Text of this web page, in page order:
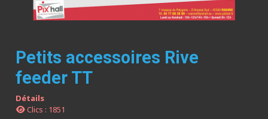
Petits accessoires Rive
feeder TT
Détails
Clics : 1851